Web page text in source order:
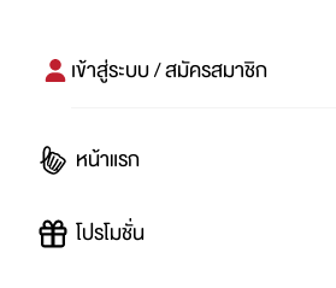
เข้าสู่ระบบ / สมัครสมาชิก
หน้าแรก
โปรโมชั่น
ปันดวง